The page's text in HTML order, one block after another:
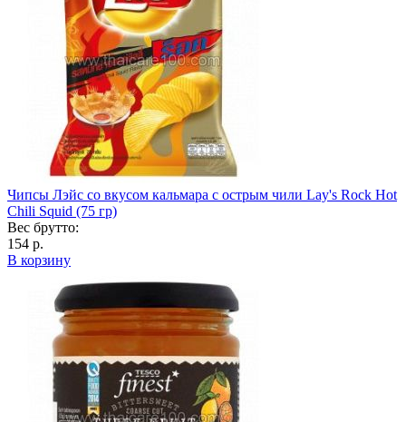
Чипсы Лэйс со вкусом кальмара с острым чили Lay's Rock Hot
Chili Squid (75 гр)
Вес брутто:
154 р.
В корзину